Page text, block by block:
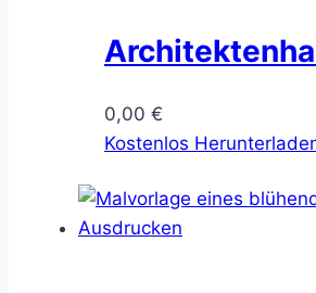
0,00 €
Kostenlos